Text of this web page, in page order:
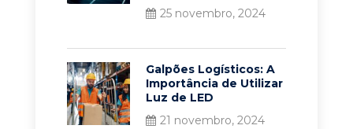
25 novembro, 2024
Galpões Logísticos: A
Importância de Utilizar
Luz de LED
21 novembro, 2024